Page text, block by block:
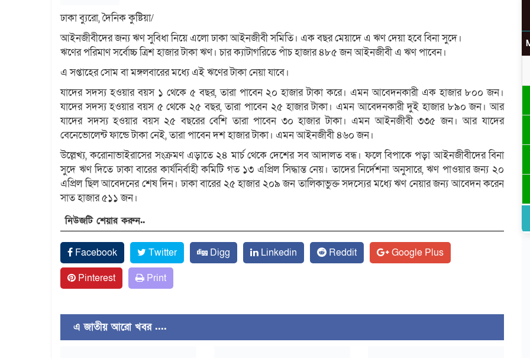
ঢাকা ব্যুরো, দৈনিক কুষ্টিয়া/
আইনজীবীদের জন্য ঋণ সুবিধা নিয়ে এলো ঢাকা আইনজীবী সমিতি। এক বছর মেয়াদে এ ঋণ দেয়া হবে বিনা সুদে।
ঋণের পরিমাণ সর্বোচ্চ ত্রিশ হাজার টাকা ঋণ। চার ক্যাটাগরিতে পাঁচ হাজার ৪৮৫ জন আইনজীবী এ ঋণ পাবেন।
এ সপ্তাহের সোম বা মঙ্গলবারের মধ্যে এই ঋণের টাকা নেয়া যাবে।
যাদের সদস্য হওয়ার বয়স ১ থেকে ৫ বছর, তারা পাবেন ২০ হাজার টাকা করে। এমন আবেদনকারী এক হাজার ৮০০ জন।
যাদের সদস্য হওয়ার বয়স ৫ থেকে ২৫ বছর, তারা পাবেন ২৫ হাজার টাকা। এমন আবেদনকারী দুই হাজার ৮৯০ জন। আর
যাদের সদস্য হওয়ার বয়স ২৫ বছরের বেশি তারা পাবেন ৩০ হাজার টাকা। এমন আইনজীবী ৩৩৫ জন। আর যাদের
বেনেভোলেন্ট ফান্ডে টাকা নেই, তারা পাবেন দশ হাজার টাকা। এমন আইনজীবী ৪৬০ জন।
উল্লেখ্য, করোনাভাইরাসের সংক্রমণ এড়াতে ২৪ মার্চ থেকে দেশের সব আদালত বন্ধ। ফলে বিপাকে পড়া আইনজীবীদের বিনা
সুদে ঋণ দিতে ঢাকা বারের কার্যনির্বাহী কমিটি গত ১৩ এপ্রিল সিদ্ধান্ত নেয়। তাদের নির্দেশনা অনুসারে, ঋণ পাওয়ার জন্য ২০
এপ্রিল ছিল আবেদনের শেষ দিন। ঢাকা বারের ২৫ হাজার ২০৯ জন তালিকাভুক্ত সদস্যের মধ্যে ঋণ নেয়ার জন্য আবেদন করেন
সাত হাজার ৫১১ জন।
নিউজটি শেয়ার করুন..
Facebook Twitter Digg Linkedin Reddit
Google Plus
Pinterest
Print
এ জাতীয় আরো খবর ....